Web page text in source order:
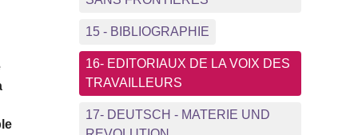
15 - BIBLIOGRAPHIE
16- EDITORIAUX DE LA VOIX DES
TRAVAILLEURS
17- DEUTSCH - MATERIE UND